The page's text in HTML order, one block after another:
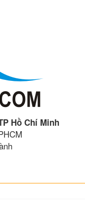
Hồ Chí Minh